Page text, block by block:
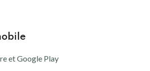
et Google Play